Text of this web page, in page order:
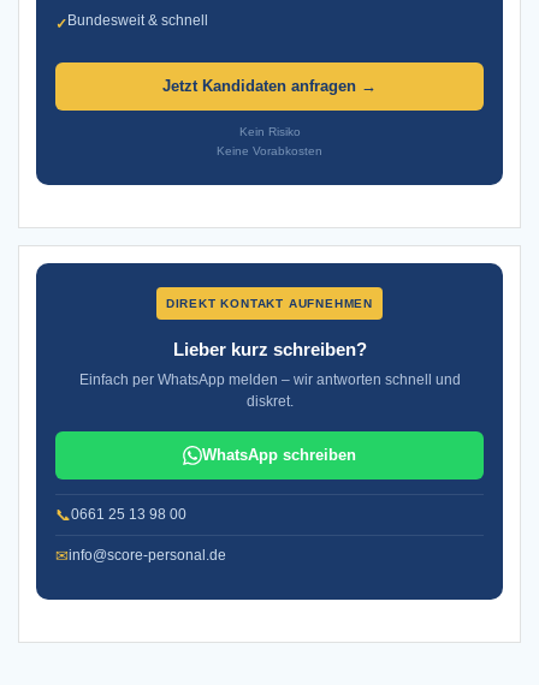
✓Bundesweit & schnell
Jetzt Kandidaten anfragen →
Kein Risiko
Keine Vorabkosten
DIREKT KONTAKT AUFNEHMEN
Lieber kurz schreiben?
Einfach per WhatsApp melden – wir antworten schnell und
diskret.
WhatsApp schreiben
📞0661 25 13 98 00
✉info@score-personal.de